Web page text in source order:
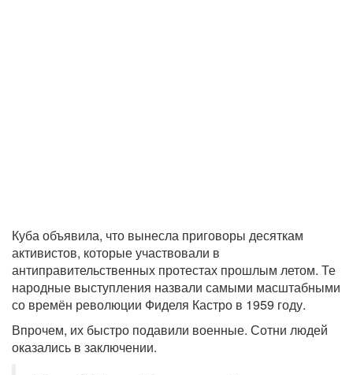
Куба объявила, что вынесла приговоры десяткам
активистов, которые участвовали в
антиправительственных протестах прошлым летом. Те
народные выступления назвали самыми масштабными
со времён революции Фиделя Кастро в 1959 году.
Впрочем, их быстро подавили военные. Сотни людей
оказались в заключении.